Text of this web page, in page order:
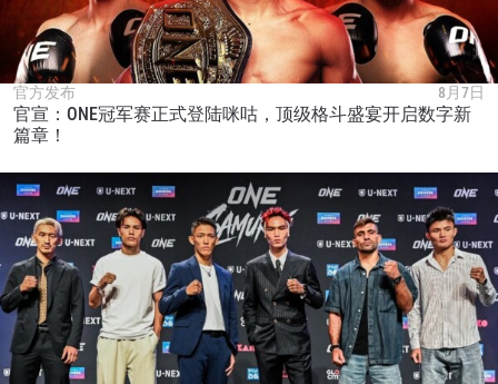
官方发布 8月7日
官宣：ONE冠军赛正式登陆咪咕，顶级格斗盛宴开启数字新
篇章！